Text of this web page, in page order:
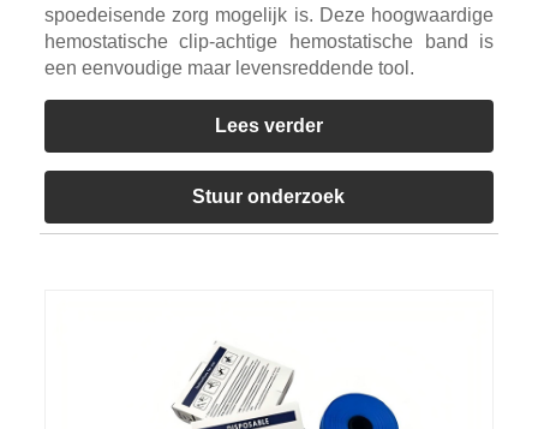
spoedeisende zorg mogelijk is. Deze hoogwaardige
hemostatische clip-achtige hemostatische band is
een eenvoudige maar levensreddende tool.
Lees verder
Stuur onderzoek